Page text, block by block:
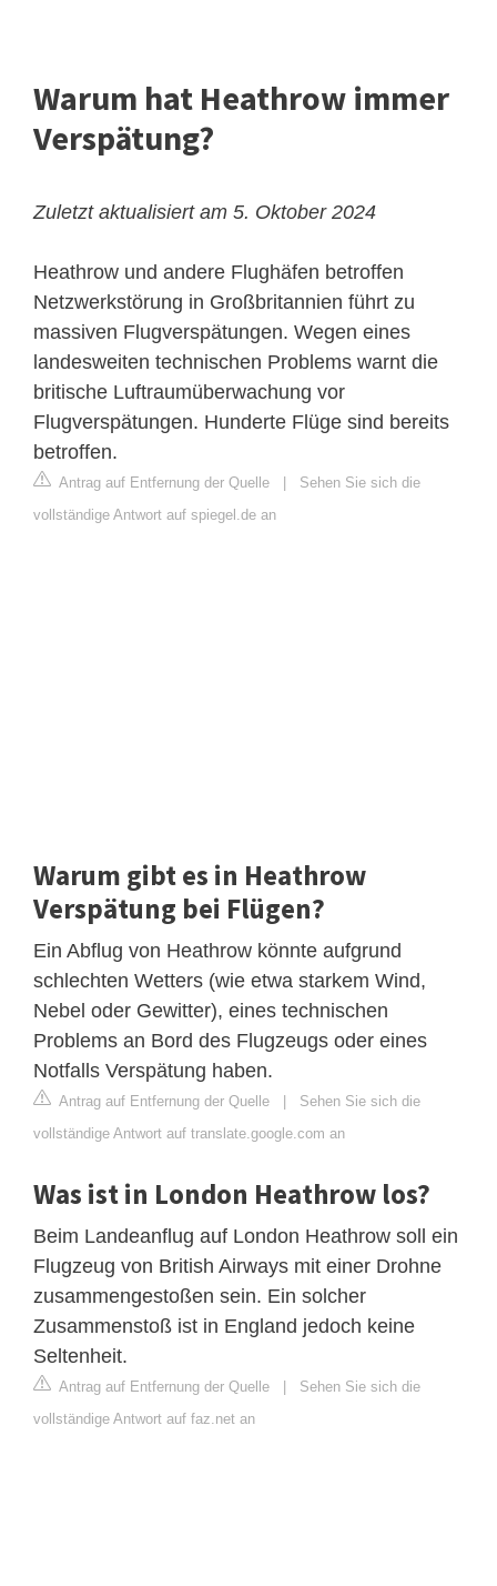
Warum hat Heathrow immer
Verspätung?
Zuletzt aktualisiert am 5. Oktober 2024
Heathrow und andere Flughäfen betroffen
Netzwerkstörung in Großbritannien führt zu
massiven Flugverspätungen. Wegen eines
landesweiten technischen Problems warnt die
britische Luftraumüberwachung vor
Flugverspätungen. Hunderte Flüge sind bereits
betroffen.
Antrag auf Entfernung der Quelle
Sehen Sie sich die
vollständige Antwort auf spiegel.de an
Warum gibt es in Heathrow
Verspätung bei Flügen?
Ein Abflug von Heathrow könnte aufgrund
schlechten Wetters (wie etwa starkem Wind,
Nebel oder Gewitter), eines technischen
Problems an Bord des Flugzeugs oder eines
Notfalls Verspätung haben.
Antrag auf Entfernung der Quelle
Sehen Sie sich die
vollständige Antwort auf translate.google.com an
Was ist in London Heathrow los?
Beim Landeanflug auf London Heathrow soll ein
Flugzeug von British Airways mit einer Drohne
zusammengestoßen sein. Ein solcher
Zusammenstoß ist in England jedoch keine
Seltenheit.
Antrag auf Entfernung der Quelle
Sehen Sie sich die
vollständige Antwort auf faz.net an